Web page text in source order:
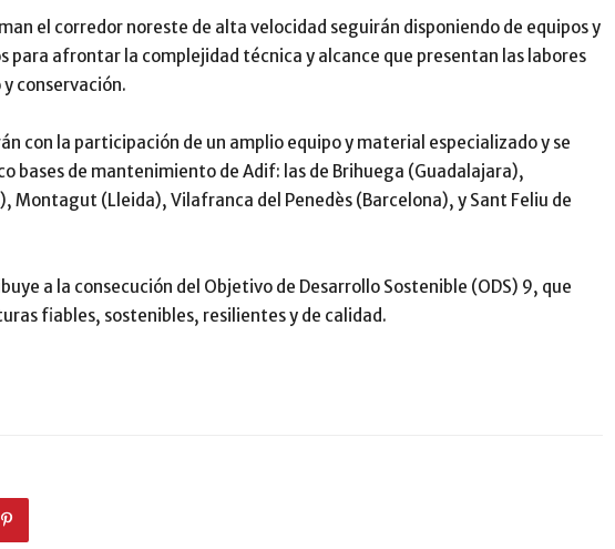
el corredor noreste de alta velocidad seguirán disponiendo de equipos y
para afrontar la complejidad técnica y alcance que presentan las labores
conservación.
con la participación de un amplio equipo y material especializado y se
bases de mantenimiento de Adif: las de Brihuega (Guadalajara),
Montagut (Lleida), Vilafranca del Penedès (Barcelona), y Sant Feliu de
a la consecución del Objetivo de Desarrollo Sostenible (ODS) 9, que
fiables, sostenibles, resilientes y de calidad.